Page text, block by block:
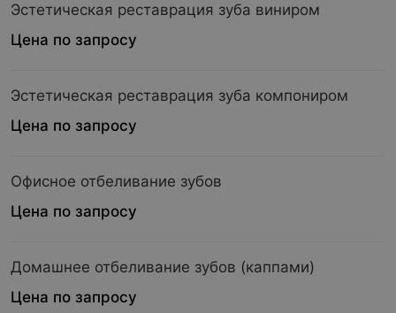
Эстетическая реставрация зуба виниром
Цена по запросу
Эстетическая реставрация зуба компониром
Цена по запросу
Офисное отбеливание зубов
Цена по запросу
Домашнее отбеливание зубов (каппами)
Цена по запросу